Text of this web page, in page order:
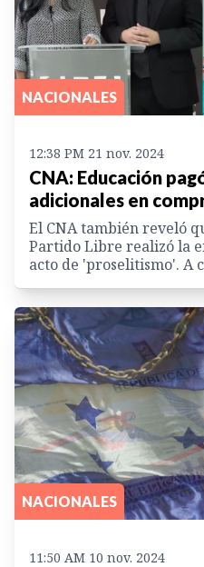
NACIONALES
12:38 PM 21 nov. 2024
CNA: Educación
adicionales en
El CNA también reveló
Partido Libre realizó la
acto de 'proselitismo'. A
NACIONALES
11:50 AM 10 nov. 2024